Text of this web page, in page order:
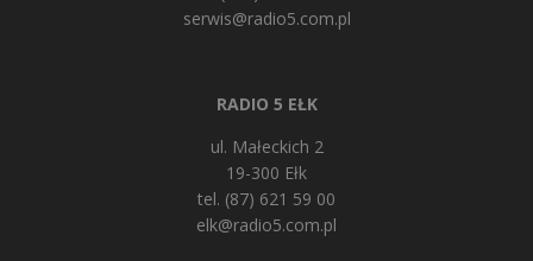
serwis@radio5.com.pl
RADIO 5 EŁK
ul. Małeckich 2
19-300 Ełk
tel. (87) 621 59 00
elk@radio5.com.pl